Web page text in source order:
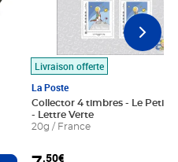
Ajouter au panier
Livraison offerte
La Poste
Collector 4 timbres - Le Petit
- Lettre Verte
20g / France
,50€